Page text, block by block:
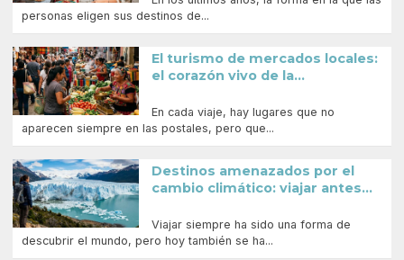
personas eligen sus destinos de...
El turismo de mercados locales:
el corazón vivo de la...
En cada viaje, hay lugares que no
aparecen siempre en las postales, pero que...
Destinos amenazados por el
cambio climático: viajar antes...
Viajar siempre ha sido una forma de
descubrir el mundo, pero hoy también se ha...